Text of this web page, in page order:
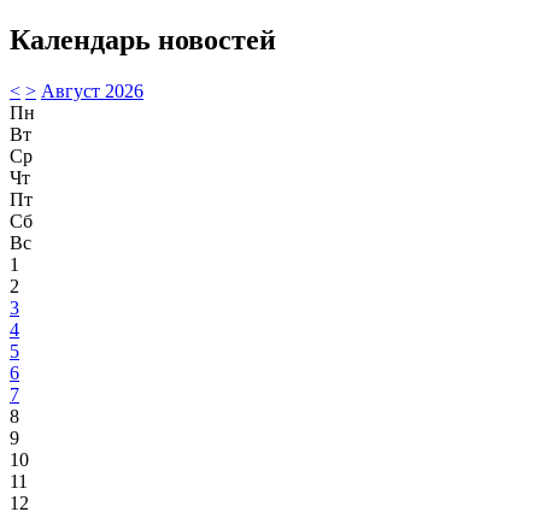
Календарь новостей
< > Август 2026
Пн
Вт
Ср
Чт
Пт
Сб
Вс
1
2
3
4
5
6
7
8
9
10
11
12